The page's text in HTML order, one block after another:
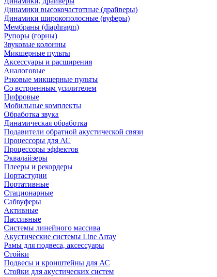
Динамики высокочастотные (драйверы)
Динамики широкополосные (вуферы)
Мембраны (diaphragm)
Рупоры (горны)
Звуковые колонны
Микшерные пульты
Аксессуары и расширения
Аналоговые
Рэковые микшерные пульты
Со встроенным усилителем
Цифровые
Мобильные комплекты
Обработка звука
Динамическая обработка
Подавители обратной акустической связи
Процессоры для АС
Процессоры эффектов
Эквалайзеры
Плееры и рекордеры
Портастудии
Портативные
Стационарные
Сабвуферы
Активные
Пассивные
Системы линейного массива
Акустические системы Line Array
Рамы для подвеса, аксессуары
Стойки
Подвесы и кронштейны для АС
Стойки для акустических систем